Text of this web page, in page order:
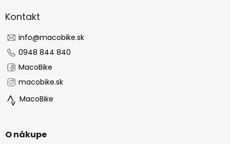
äKontakt
info@macobike.sk
0948 844 840
MacoBike
macobike.sk
MacoBike
O nákupe